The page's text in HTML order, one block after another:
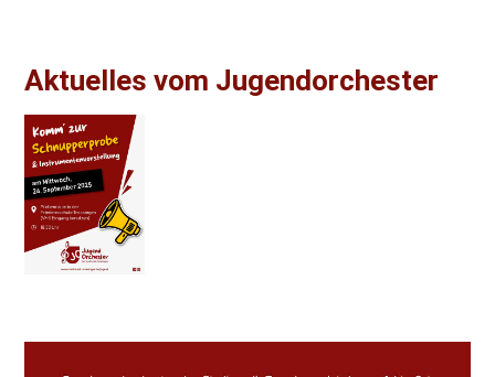
Aktuelles vom Jugendorchester